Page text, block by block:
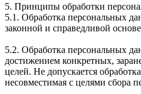
5. Принципы обработки
5.1. Обработка персональных
законной и справедливой
5.2. Обработка персональных
достижением конкретных,
целей. Не допускается
несовместимая с целями сбора